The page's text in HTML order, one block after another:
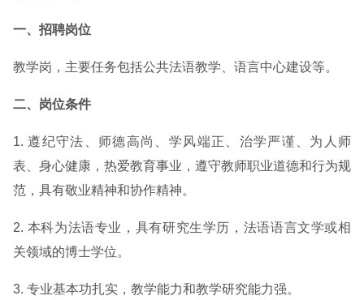
一、招聘岗位
教学岗，主要任务包括公共法语教学、语言中心建设等。
二、岗位条件
1. 遵纪守法、师德高尚、学风端正、治学严谨、为人师
表、身心健康，热爱教育事业，遵守教师职业道德和行为规
范，具有敬业精神和协作精神。
2. 本科为法语专业，具有研究生学历，法语语言文学或相
关领域的博士学位。
3. 专业基本功扎实，教学能力和教学研究能力强。